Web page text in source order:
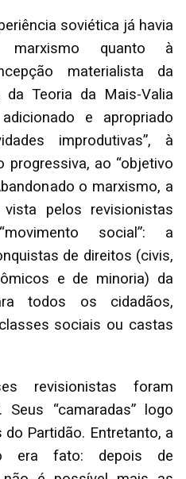
soviética já havia
marxismo quanto à
materialista da
Teoria da Mais-Valia
e apropriado
improdutivas”, à
progressiva, ao “objetivo
o marxismo, a
pelos revisionistas
social”: a
de direitos (civis,
e de minoria) da
todos os cidadãos,
sociais ou castas
revisionistas foram
Seus “camaradas” logo
Partidão. Entretanto, a
era fato: depois de